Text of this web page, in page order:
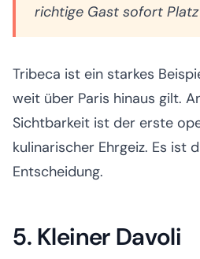
richtige Gast sofort
Tribeca ist ein starkes
weit über Paris hinaus gilt.
Sichtbarkeit ist der erste
kulinarischer Ehrgeiz. Es ist
Entscheidung.
5. Kleiner Davoli